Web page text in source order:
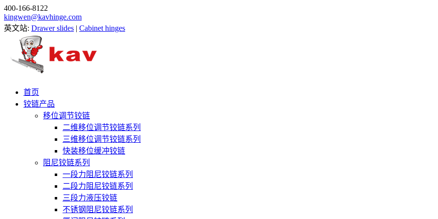
400-166-8122
kingwen@kavhinge.com
英文站: Drawer slides | Cabinet hinges
首页
铰链产品
移位调节铰链
二维移位调节铰链系列
三维移位调节铰链系列
快装移位缓冲铰链
阻尼铰链系列
一段力阻尼铰链系列
二段力阻尼铰链系列
三段力液压铰链
不锈钢阻尼铰链系列